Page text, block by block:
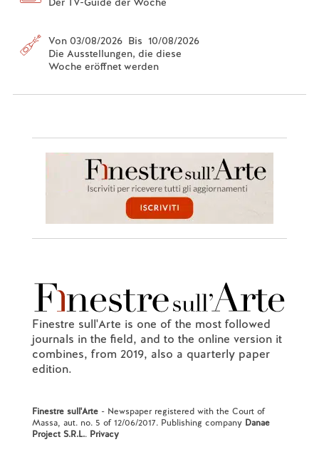
Von 03/08/2026 Bis 10/08/2026
Die Ausstellungen, die diese
Woche eröffnet werden
Finestre sull'Arte is one of the most followed
journals in the field, and to the online version it
combines, from 2019, also a quarterly paper
edition.
Finestre sull'Arte- Newspaper registered with the Court of
Massa, aut. no. 5 of 12/06/2017. Publishing company Danae
Project S.R.L.. Privacy